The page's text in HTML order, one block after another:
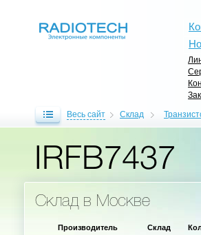
Весь сайт Склад
IRFB7437
Склад в Москве
Производитель Склад